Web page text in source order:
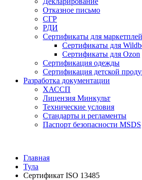
Отказное письмо
СГР
РДИ
Сертификаты для
Сертификаты для
Сертификаты для Ozon
Сертификация одежды
Сертификация детской
Разработка документации
ХАССП
Лицензия Минкульт
Технические условия
Стандарты и регламенты
Паспорт безопасности MSDS
Главная
Тула
Сертификат ISO 13485